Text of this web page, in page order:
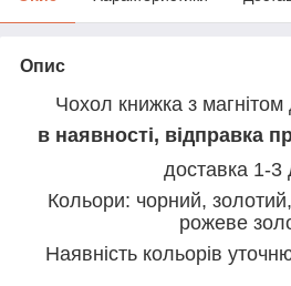
Опис
Чохол книжка з магнітом
в наявності, відправка
доставка 1-3
Кольори: чорний,
рожеве
Наявність кольорів